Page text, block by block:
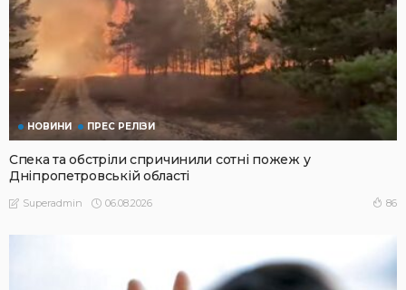
НОВИНИ ПРЕС РЕЛІЗИ
Спека та обстріли спричинили сотні пожеж у
Дніпропетровській області
Superadmin 06.08.2026 86